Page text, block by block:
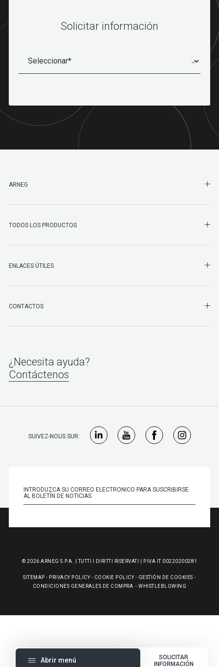
Abrir menú
SOLICITAR
INFORMACIÓN
Solicitar información
ARNEG
TODOS LOS PRODUCTOS
ENLACES ÚTILES
CONTACTOS
¿Necesita ayuda?
Contáctenos
SUIVEZ-NOUS SUR:
© 2026 ARNEG S.P.A. | TUTTI I DIRITTI RISERVATI | P.IVA IT 00220200281
SITEMAP - PRIVACY POLICY- COOKIE POLICY- GESTIÓN DE COOKIES -
CONDICIONES GENERALES DE COMPRA -WHISTLEBLOWING